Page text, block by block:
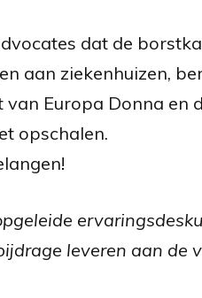
dat de
aan ziekenhuizen,
Europa Donna
opschalen.
leveren aan